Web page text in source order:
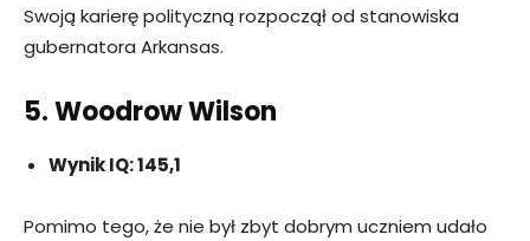
Swoją karierę polityczną rozpoczął od stanowiska
gubernatora Arkansas.
5. Woodrow Wilson
Wynik IQ: 145,1
Pomimo tego, że nie był zbyt dobrym uczniem udało